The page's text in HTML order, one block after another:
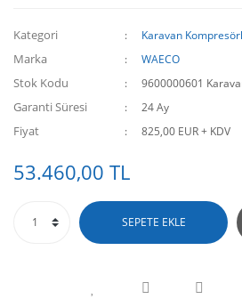
Kategori Karavan
Marka WAECO
Stok Kodu 9600000601
Garanti Süresi 24 Ay
Fiyat 825,00 EUR + KDV
53.460,00 TL
SEPETE EKLE